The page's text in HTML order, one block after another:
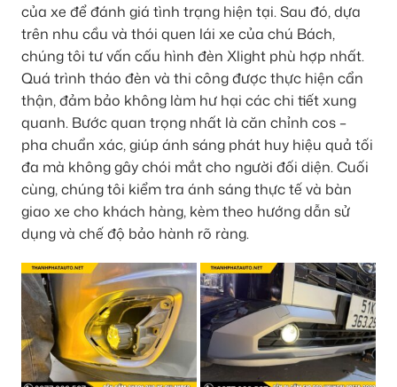
của xe để đánh giá tình trạng hiện tại. Sau đó, dựa
trên nhu cầu và thói quen lái xe của chú Bách,
chúng tôi tư vấn cấu hình đèn Xlight phù hợp nhất.
Quá trình tháo đèn và thi công được thực hiện cẩn
thận, đảm bảo không làm hư hại các chi tiết xung
quanh. Bước quan trọng nhất là căn chỉnh cos –
pha chuẩn xác, giúp ánh sáng phát huy hiệu quả tối
đa mà không gây chói mắt cho người đối diện. Cuối
cùng, chúng tôi kiểm tra ánh sáng thực tế và bàn
giao xe cho khách hàng, kèm theo hướng dẫn sử
dụng và chế độ bảo hành rõ ràng.